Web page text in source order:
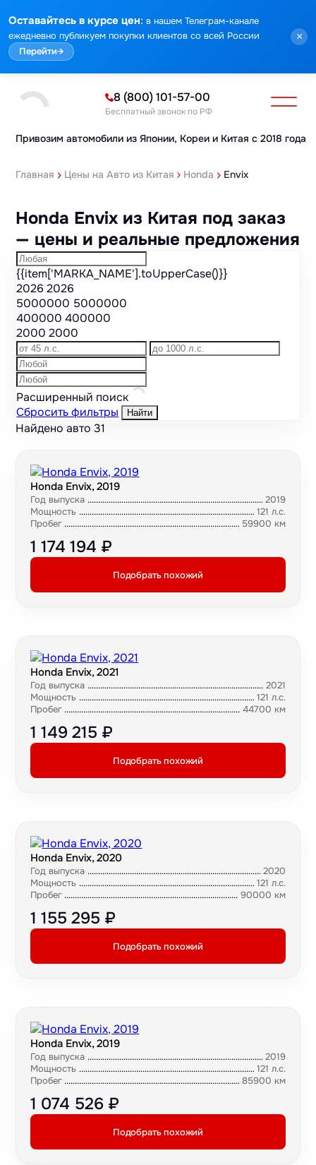
Оставайтесь в курсе цен: в нашем Телеграм-канале
ежедневно публикуем покупки клиентов со всей России
Перейти→
×
Привозим автомобили из Японии, Кореи и Китая с 2018 года
8 (800) 101-57-00
Бесплатный звонок по РФ
Главная Цены на Авто из Китая Honda Envix
Honda Envix из Китая под заказ
— цены и реальные предложения
{{item['MARKA_NAME'].toUpperCase()}}
20262026
5000000 5000000
400000400000
20002000
Расширенный поиск
Сбросить фильтры
Найти
Найдено авто31
Honda Envix, 2019
Год выпуска
2019
Мощность
121 л.с.
Пробег
59900 км
1 174 194 ₽
Подобрать похожий
Honda Envix, 2021
Год выпуска
2021
Мощность
121 л.с.
Пробег
44700 км
1 149 215 ₽
Подобрать похожий
Honda Envix, 2020
Год выпуска
2020
Мощность
121 л.с.
Пробег
90000 км
1 155 295 ₽
Подобрать похожий
Honda Envix, 2019
Год выпуска
2019
Мощность
121 л.с.
Пробег
85900 км
1 074 526 ₽
Подобрать похожий